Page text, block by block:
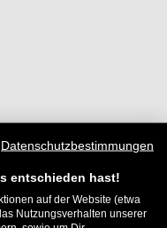
Datenschutzbestimmungen
entschieden hast!
auf der Website (etwa
Nutzungsverhalten unserer